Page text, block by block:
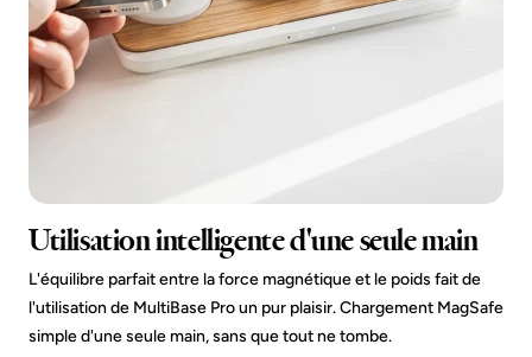
Utilisation intelligente d'une seule main
L'équilibre parfait entre la force magnétique et le poids fait de
l'utilisation de MultiBase Pro un pur plaisir. Chargement MagSafe
simple d'une seule main, sans que tout ne tombe.